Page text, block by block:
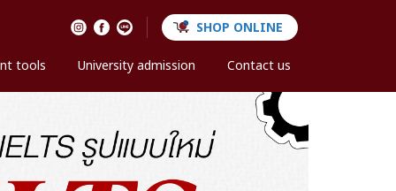
SHOP ONLINE
tools University admission Contact us